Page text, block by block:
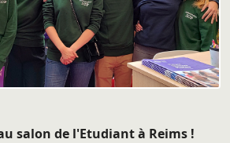
salon de l'Etudiant à Reims !